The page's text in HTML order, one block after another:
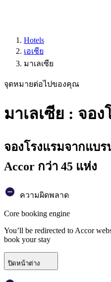
Hotels
เอเชีย
มาเลเซีย
จุดหมายต่อไปของคุณ
มาเลเซีย : จอง
จองโรงแรมจากแบ
Accor กว่า 45 แห่ง
ความผิดพลาด
Core booking engine
You’ll be redirected to Accor
book your stay
ปิดหน้าต่าง